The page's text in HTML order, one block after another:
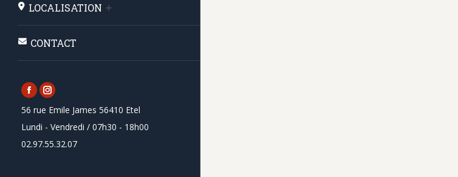
LOCALISATION
CONTACT
Facebook
page
opens
in
Instagram
page
opens
in
56 rue Emile James 56410 Etel
Lundi - Vendredi / 07h30 - 18h00
02.97.55.32.07